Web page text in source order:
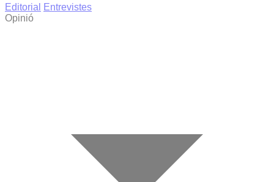
Editorial
Entrevistes
Opinió